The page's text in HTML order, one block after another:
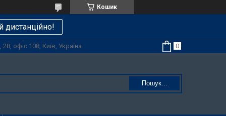
Кошик
дистанційно!
офіс 108, Київ, Україна
Пошук...